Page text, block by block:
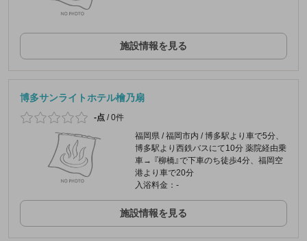
施設情報を見る
博多サンライトホテル檜乃扇
-点 /0件
福岡県 / 福岡市内 / 博多駅より車で5分、
博多駅より西鉄バスにて10分 薬院経由乗
車→ 『柳橋』で下車のち徒歩4分、福岡空
港より車で20分
入浴料金：-
施設情報を見る